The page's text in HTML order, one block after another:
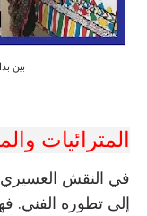
بين
المترائيات
في النقش
إلى تطوره الفني.